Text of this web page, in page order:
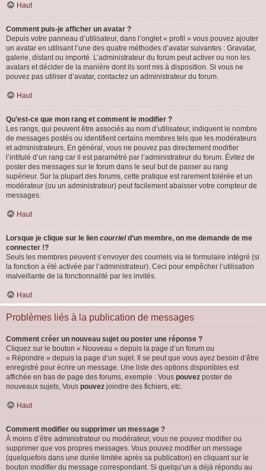
Haut
Comment puis-je afficher un avatar ?
Depuis votre panneau d’utilisateur, dans l’onglet « profil » vous pouvez ajouter
un avatar en utilisant l’une des quatre méthodes d’avatar suivantes : Gravatar,
galerie, distant ou importé. L’administrateur du forum peut activer ou non les
avatars et décider de la manière dont ils sont mis à disposition. Si vous ne
pouvez pas utiliser d’avatar, contactez un administrateur du forum.
Haut
Qu’est-ce que mon rang et comment le modifier ?
Les rangs, qui peuvent être associés au nom d’utilisateur, indiquent le nombre
de messages postés ou identifient certains membres tels que les modérateurs
et administrateurs. En général, vous ne pouvez pas directement modifier
l’intitulé d’un rang car il est paramétré par l’administrateur du forum. Évitez de
poster des messages sur le forum dans le seul but de passer au rang
supérieur. Sur la plupart des forums, cette pratique est rarement tolérée et un
modérateur (ou un administrateur) peut facilement abaisser votre compteur de
messages.
Haut
Lorsque je clique sur le lien courrield’un membre, on me demande de me
connecter !?
Seuls les membres peuvent s’envoyer des courriels via le formulaire intégré (si
la fonction a été activée par l’administrateur). Ceci pour empêcher l’utilisation
malveillante de la fonctionnalité par les invités.
Haut
Problèmes liés à la publication de messages
Comment créer un nouveau sujet ou poster une réponse ?
Cliquez sur le bouton « Nouveau » depuis la page d’un forum ou
« Répondre » depuis la page d’un sujet. Il se peut que vous ayez besoin d’être
enregistré pour écrire un message. Une liste des options disponibles est
affichée en bas de page des forums, exemple : Vous pouvez poster de
nouveaux sujets, Vous pouvez joindre des fichiers, etc.
Haut
Comment modifier ou supprimer un message ?
À moins d’être administrateur ou modérateur, vous ne pouvez modifier ou
supprimer que vos propres messages. Vous pouvez modifier un message
(quelquefois dans une durée limitée après sa publication) en cliquant sur le
bouton modifierdu message correspondant. Si quelqu’un a déjà répondu au